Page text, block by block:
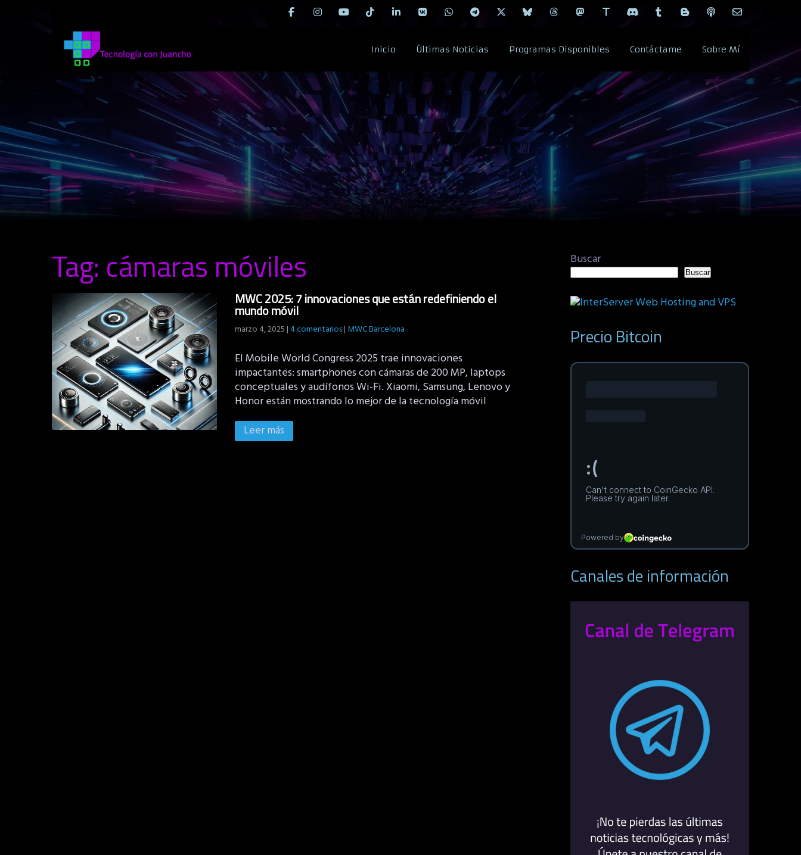
Inicio Últimas Noticias Programas Disponibles Contáctame Sobre Mí
Tag: cámaras móviles
MWC 2025: 7 innovaciones que están redefiniendo el
mundo móvil
marzo 4, 2025|4 comentarios| MWC Barcelona
El Mobile World Congress 2025 trae innovaciones
impactantes: smartphones con cámaras de 200 MP, laptops
conceptuales y audífonos Wi-Fi. Xiaomi, Samsung, Lenovo y
Honor están mostrando lo mejor de la tecnología móvil
Leer más
Buscar
Buscar
Precio Bitcoin
Canales de información